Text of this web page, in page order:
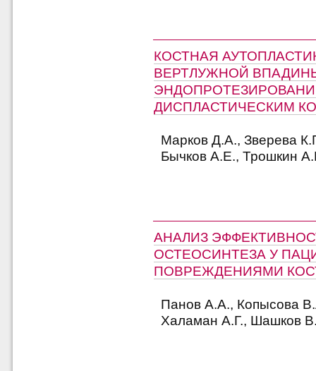
КОСТНАЯ
ВЕРТЛУЖНОЙ
ДИСПЛАСТИЧЕСКИМ
Марков Д.А., Зверева
Бычков А.Е., Трошкин
АНАЛИЗ
ОСТЕОСИНТЕЗА У
ПОВРЕЖДЕНИЯМИ
Панов А.А., Копысова
Халаман А.Г., Шашков